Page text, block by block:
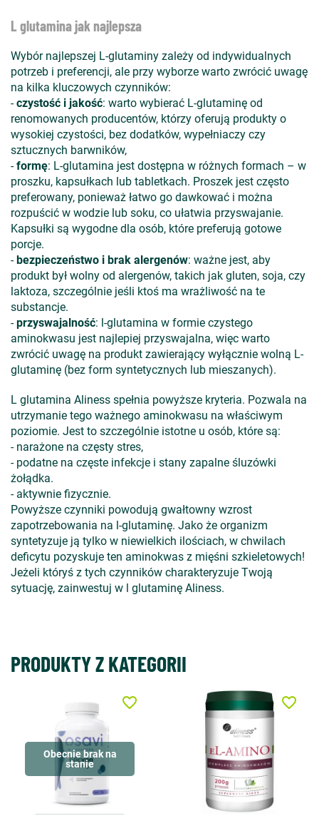
L glutamina jak najlepsza
Wybór najlepszej L-glutaminy zależy od indywidualnych
potrzeb i preferencji, ale przy wyborze warto zwrócić uwagę
na kilka kluczowych czynników:
-czystość i jakość: warto wybierać L-glutaminę od
renomowanych producentów, którzy oferują produkty o
wysokiej czystości, bez dodatków, wypełniaczy czy
sztucznych barwników,
-formę: L-glutamina jest dostępna w różnych formach – w
proszku, kapsułkach lub tabletkach. Proszek jest często
preferowany, ponieważ łatwo go dawkować i można
rozpuścić w wodzie lub soku, co ułatwia przyswajanie.
Kapsułki są wygodne dla osób, które preferują gotowe
porcje.
-bezpieczeństwo i brak alergenów: ważne jest, aby
produkt był wolny od alergenów, takich jak gluten, soja, czy
laktoza, szczególnie jeśli ktoś ma wrażliwość na te
substancje.
-przyswajalność: l-glutamina w formie czystego
aminokwasu jest najlepiej przyswajalna, więc warto
zwrócić uwagę na produkt zawierający wyłącznie wolną L-
glutaminę (bez form syntetycznych lub mieszanych).
L glutamina Aliness spełnia powyższe kryteria. Pozwala na
utrzymanie tego ważnego aminokwasu na właściwym
poziomie. Jest to szczególnie istotne u osób, które są:
- narażone na częsty stres,
- podatne na częste infekcje i stany zapalne śluzówki
żołądka.
- aktywnie fizycznie.
Powyższe czynniki powodują gwałtowny wzrost
zapotrzebowania na l-glutaminę. Jako że organizm
syntetyzuje ją tylko w niewielkich ilościach, w chwilach
deficytu pozyskuje ten aminokwas z mięśni szkieletowych!
Jeżeli któryś z tych czynników charakteryzuje Twoją
sytuację, zainwestuj w l glutaminę Aliness.
PRODUKTY Z KATEGORII
Obecnie brak na
stanie
favorite_border favorite_border